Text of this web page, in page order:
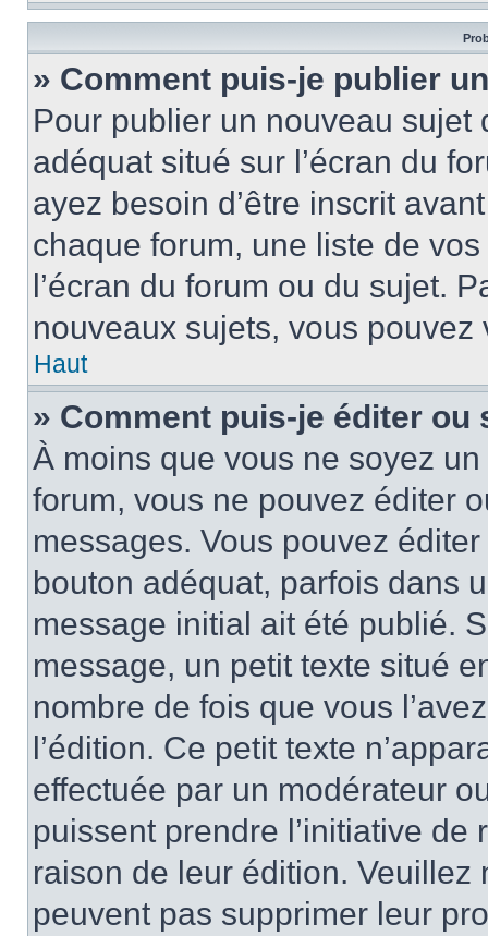
» Comment puis-je publier
Pour publier un nouveau
adéquat situé sur l’écran du
ayez besoin d’être inscrit
chaque forum, une liste de
l’écran du forum ou du sujet.
nouveaux sujets, vous
Haut
» Comment puis-je éditer
À moins que vous ne soyez
forum, vous ne pouvez éditer
messages. Vous pouvez
bouton adéquat, parfois dans
message initial ait été publié.
message, un petit texte situé
nombre de fois que vous
l’édition. Ce petit texte
effectuée par un modérateur
puissent prendre l’initiative
raison de leur édition.
peuvent pas supprimer leur